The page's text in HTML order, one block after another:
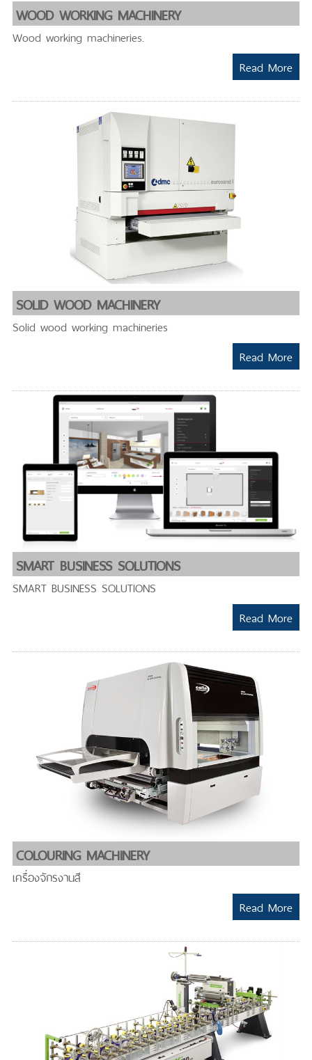
WOOD WORKING MACHINERY
Wood working machineries.
Read More
SOLID WOOD MACHINERY
Solid wood working machineries
Read More
SMART BUSINESS SOLUTIONS
SMART BUSINESS SOLUTIONS
Read More
COLOURING MACHINERY
เครื่องจักรงานสี
Read More